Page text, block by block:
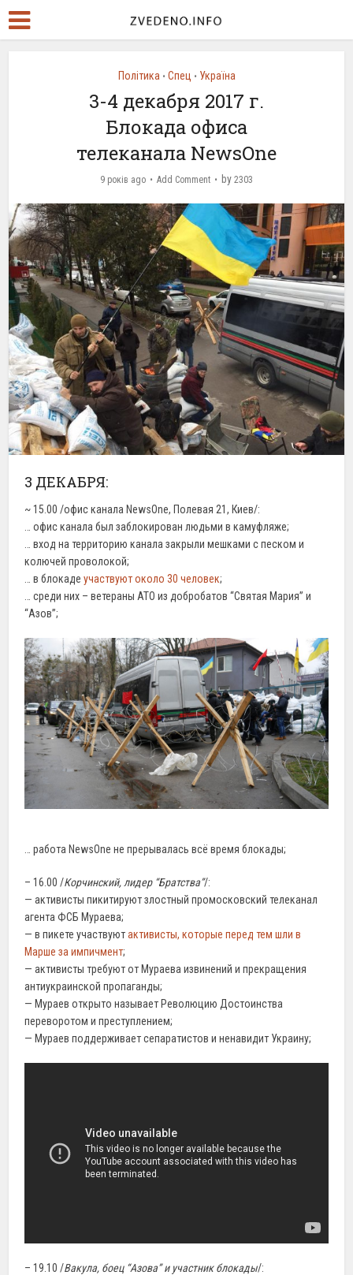
Політика • Спец • Україна
3-4 декабря 2017 г.
Блокада офиса
телеканала NewsOne
9 років ago Add Comment by 2303
3 ДЕКАБРЯ:
~ 15.00 /офис канала NewsOne, Полевая 21, Киев/:
… офис канала был заблокирован людьми в камуфляже;
… вход на территорию канала закрыли мешками с песком и
колючей проволокой;
… в блокадеучаствуют около 30 человек;
… среди них – ветераны АТО из добробатов “Святая Мария” и
“Азов”;
… работа NewsOne не прерывалась всё время блокады;
– 16.00 /Корчинский, лидер “Братства”/:
— активисты пикитируют злостный промосковский телеканал
агента ФСБ Мураева;
— в пикете участвуютактивисты, которые перед тем шли в
Марше за импичмент;
— активисты требуют от Мураева извинений и прекращения
антиукраинской пропаганды;
— Мураев открыто называет Революцию Достоинства
переворотом и преступлением;
— Мураев поддерживает сепаратистов и ненавидит Украину;
– 19.10 /Вакула, боец “Азова” и участник блокады/: